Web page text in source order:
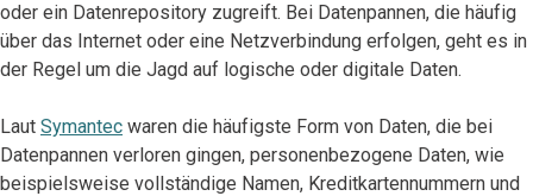
oder ein Datenrepository zugreift. Bei Datenpannen, die häufig
über das Internet oder eine Netzverbindung erfolgen, geht es in
der Regel um die Jagd auf logische oder digitale Daten.
Laut Symantec waren die häufigste Form von Daten, die bei
Datenpannen verloren gingen, personenbezogene Daten, wie
beispielsweise vollständige Namen, Kreditkartennummern und